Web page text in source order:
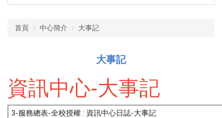
首頁 中心簡介 大事記
大事記
資訊中心-大事記